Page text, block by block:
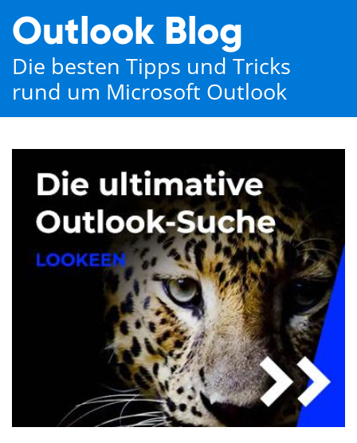
Outlook Blog
Die besten Tipps und Tricks
rund um Microsoft Outlook